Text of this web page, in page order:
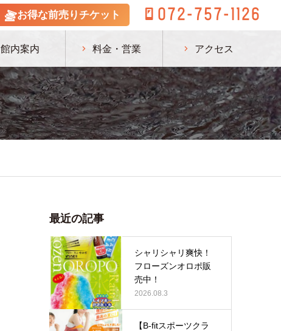
お得な前売りチケット 072-757-1126
館内案内 料金・営業 アクセス
最近の記事
シャリシャリ爽快！
フローズンオロポ販
売中！
2026.08.3
【B-fitスポーツクラ